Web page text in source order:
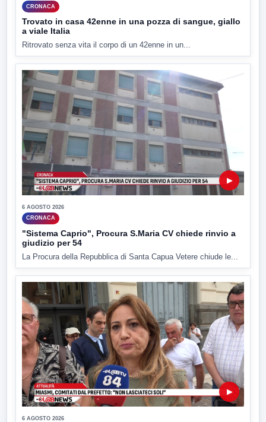
CRONACA
Trovato in casa 42enne in una pozza di sangue, giallo
a viale Italia
Ritrovato senza vita il corpo di un 42enne in un...
▶
6 AGOSTO 2026
CRONACA
"Sistema Caprio", Procura S.Maria CV chiede rinvio a
giudizio per 54
La Procura della Repubblica di Santa Capua Vetere chiude le...
▶
6 AGOSTO 2026